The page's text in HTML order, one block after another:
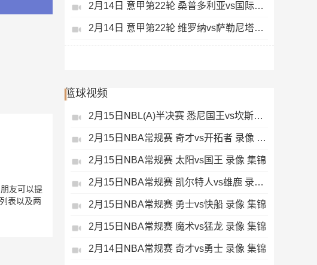
友可以提
表以及两
2月14日 意甲第22轮 桑普多利亚vs国际米兰 录像 集锦
2月14日 意甲第22轮 维罗纳vs萨勒尼塔纳 录像 集锦
篮球视频
2月15日NBL(A)半决赛 悉尼国王vs坎斯大班 录像 集锦
2月15日NBA常规赛 奇才vs开拓者 录像 集锦
2月15日NBA常规赛 太阳vs国王 录像 集锦
2月15日NBA常规赛 凯尔特人vs雄鹿 录像 集锦
2月15日NBA常规赛 勇士vs快船 录像 集锦
2月15日NBA常规赛 魔术vs猛龙 录像 集锦
2月14日NBA常规赛 奇才vs勇士 录像 集锦